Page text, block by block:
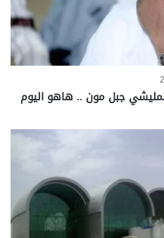
جبل مون .. هاهو اليوم